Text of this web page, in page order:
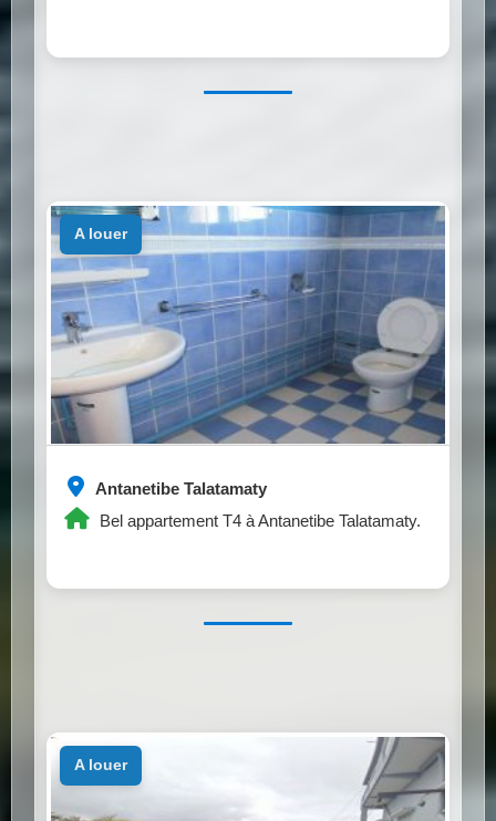
Antanetibe Talatamaty
Bel appartement T4 à Antanetibe Talatamaty.
a louer
a louer